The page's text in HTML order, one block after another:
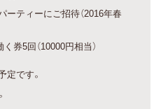
ーティーにご招待（2016年春
券5回（10000円相当）
定です。